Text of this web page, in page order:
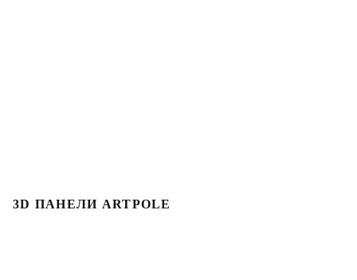
3D ПАНЕЛИ ARTPOLE